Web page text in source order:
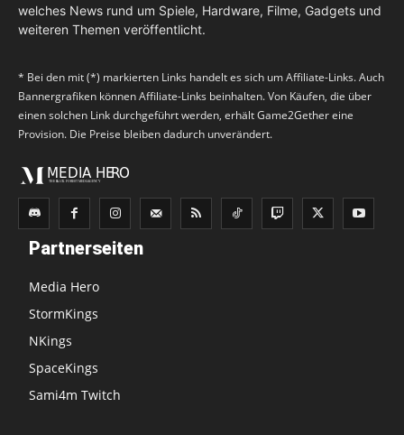
welches News rund um Spiele, Hardware, Filme, Gadgets und
weiteren Themen veröffentlicht.
* Bei den mit (*) markierten Links handelt es sich um Affiliate-Links. Auch
Bannergrafiken können Affiliate-Links beinhalten. Von Käufen, die über
einen solchen Link durchgeführt werden, erhält Game2Gether eine
Provision. Die Preise bleiben dadurch unverändert.
Partnerseiten
Media Hero
StormKings
NKings
SpaceKings
Sami4m Twitch